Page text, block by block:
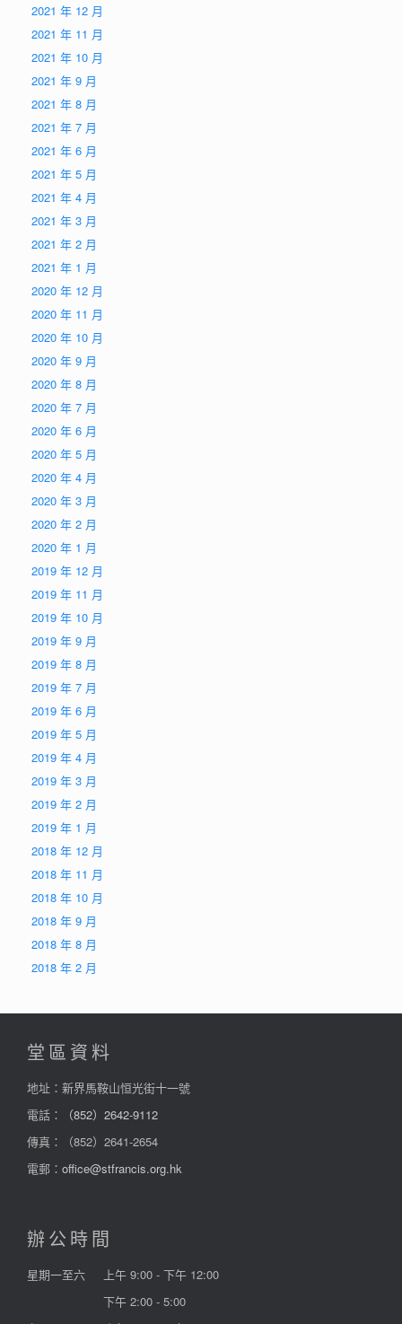
2021 年 12 月
2021 年 11 月
2021 年 10 月
2021 年 9 月
2021 年 8 月
2021 年 7 月
2021 年 6 月
2021 年 5 月
2021 年 4 月
2021 年 3 月
2021 年 2 月
2021 年 1 月
2020 年 12 月
2020 年 11 月
2020 年 10 月
2020 年 9 月
2020 年 8 月
2020 年 7 月
2020 年 6 月
2020 年 5 月
2020 年 4 月
2020 年 3 月
2020 年 2 月
2020 年 1 月
2019 年 12 月
2019 年 11 月
2019 年 10 月
2019 年 9 月
2019 年 8 月
2019 年 7 月
2019 年 6 月
2019 年 5 月
2019 年 4 月
2019 年 3 月
2019 年 2 月
2019 年 1 月
2018 年 12 月
2018 年 11 月
2018 年 10 月
2018 年 9 月
2018 年 8 月
2018 年 2 月
堂區資料
地址：新界馬鞍山恒光街十一號
電話：
（852）2642-9112
傳真：（852）2641-2654
電郵： office@stfrancis.org.hk
辦公時間
星期一至六
上午 9:00 - 下午 12:00
下午 2:00 - 5:00